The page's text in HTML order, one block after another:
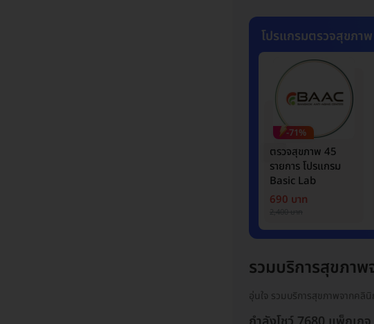
โปรแกรมตรวจสุขภาพ
-71%
ตรวจสุขภาพ 45
รายการ โปรแกรม
Basic Lab
690 บาท
รวมบริการสุขภา
อุ่นใจ รวมบริการสุขภาพจากค